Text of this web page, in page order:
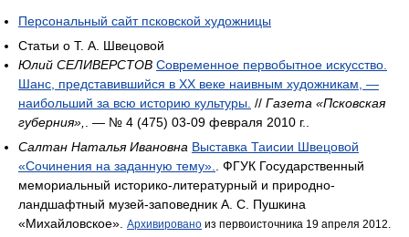
Персональный сайт псковской художницы
Статьи о Т. А. Швецовой
Юлий СЕЛИВЕРСТОВ Современное первобытное искусство.
Шанс, представившийся в ХХ веке наивным художникам, —
наибольший за всю историю культуры. // Газета «Псковская
губерния»,
. — № 4 (475) 03-09 февраля 2010 г..
Салтан Наталья Ивановна Выставка Таисии Швецовой
«Сочинения на заданную тему».
. ФГУК Государственный
мемориальный историко-литературный и природно-
ландшафтный музей-заповедник А. С. Пушкина
«Михайловское».
Архивировано из первоисточника 19 апреля 2012.